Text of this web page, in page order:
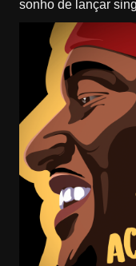
sonho de lançar